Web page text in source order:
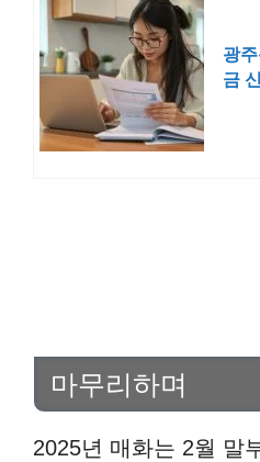
광
금
마무리하며
2025년 매화는 2월 말